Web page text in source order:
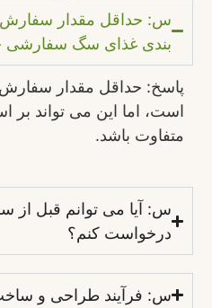
س: حداقل مقدار سفارش
بندی غذای سگ سفارشی
است، اما این می تواند بر
متفاوت باشد.
س: آیا می توانم قبل از
درخواست کنم؟
س: فرآیند طراحی و